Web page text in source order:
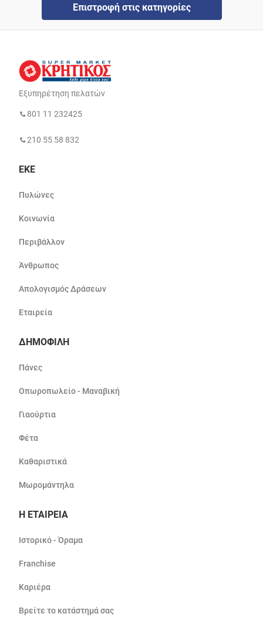
Επιστροφή στις κατηγορίες
Εξυπηρέτηση πελατών
801 11 232425
210 55 58 832
ΕΚΕ
Πυλώνες
Κοινωνία
Περιβάλλον
Άνθρωπος
Απολογισμός Δράσεων
Εταιρεία
ΔΗΜΟΦΙΛΗ
Πάνες
Οπωροπωλείο - Μαναβική
Γιαούρτια
Φέτα
Καθαριστικά
Μωρομάντηλα
Η ΕΤΑΙΡΕΙΑ
Ιστορικό - Όραμα
Franchise
Καριέρα
Βρείτε το κατάστημά σας